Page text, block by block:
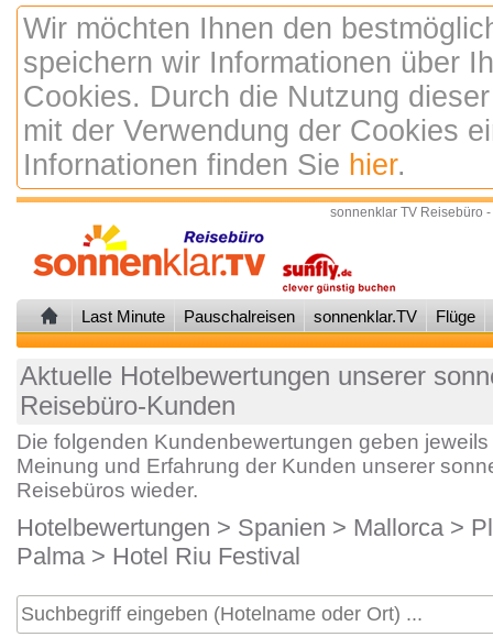
Wir möchten Ihnen den
speichern wir Informationen über
Cookies. Durch die Nutzung
mit der Verwendung der Cookies
Infornationen finden Sie hier.
sonnenklar TV Reisebüro
Last Minute Pauschalreisen sonnenklar.TV Flüge
Aktuelle Hotelbewertungen unserer
Reisebüro-Kunden
Die folgenden Kundenbewertungen geben
Meinung und Erfahrung der Kunden unserer
Reisebüros wieder.
Hotelbewertungen > Spanien > Mallorca>
Palma> Hotel Riu Festival